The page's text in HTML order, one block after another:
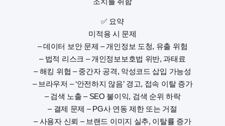
✅ 요약
미적용 시 문제
– 데이터 보안 문제 – 개인정보 도청, 유출 위험
– 법적 리스크 – 개인정보보호법 위반, 과태료
– 해킹 위협 – 중간자 공격, 악성코드 삽입 가능성
– 브라우저 – ‘안전하지 않음’ 경고, 접속 이탈 증가
– 검색 노출 – SEO 불이익, 검색 순위 하락
– 결제 문제 – PG사 연동 제한 또는 거절
– 사용자 신뢰 – 브랜드 이미지 실추, 이탈률 증가